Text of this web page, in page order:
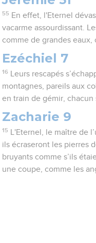
55 En effet, l'Eternel
vacarme assourdissant.
comme de grandes eaux,
Ezéchiel 7
16
Leurs rescapés
montagnes, pareils aux
en train de gémir, chacun
Zacharie 9
15
L'Eternel, le maître de
ils écraseront les pierres
bruyants comme s’ils
une coupe, comme les